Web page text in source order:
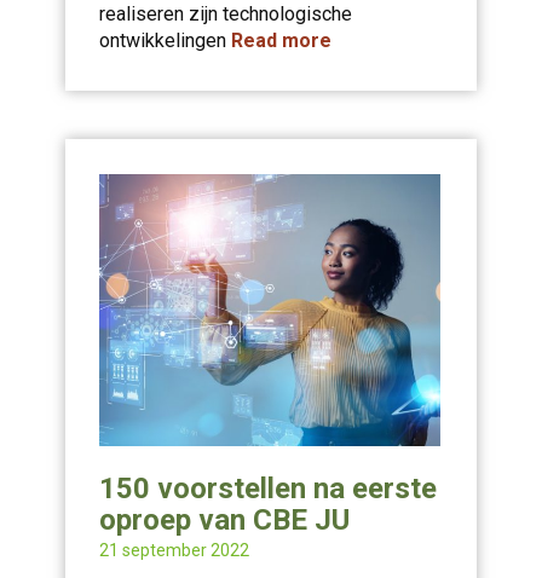
realiseren zijn technologische
ontwikkelingen Read more
150 voorstellen na eerste
oproep van CBE JU
21 september 2022